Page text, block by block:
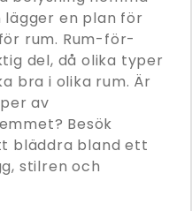
en plan för
rum. Rum-för-
del, då olika typer
bra i olika rum. Är
av
Besök
bläddra bland ett
stilren och